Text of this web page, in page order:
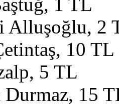
1 TL
Alluşoğlu, 2
10 TL
5 TL
15